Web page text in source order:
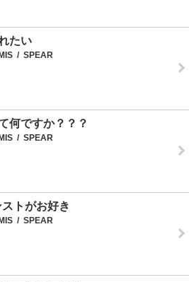
たい
/ SPEAR
何ですか？？？
/ SPEAR
トがお好き
/ SPEAR